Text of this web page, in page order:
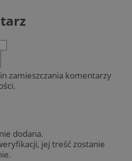
zamieszczania komentarzy
dodana.
jej treść zostanie